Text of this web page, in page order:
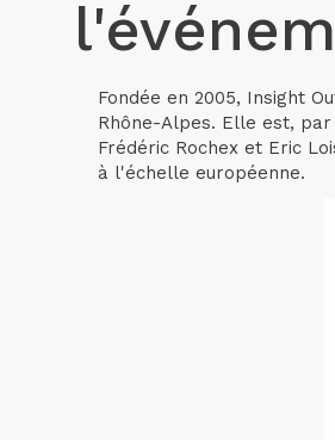
Fondée en 2005, Insight
Rhône-Alpes. Elle est,
Frédéric Rochex et Eric
à l'échelle européenne.